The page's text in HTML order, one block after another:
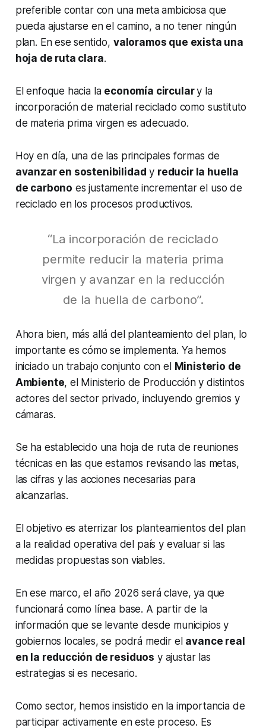
preferible contar con una meta ambiciosa que
pueda ajustarse en el camino, a no tener ningún
plan. En ese sentido, valoramos que exista una
hoja de ruta clara.
El enfoque hacia la economía circulary la
incorporación de material reciclado como sustituto
de materia prima virgen es adecuado.
Hoy en día, una de las principales formas de
avanzar en sostenibilidad y reducir la huella
de carbono es justamente incrementar el uso de
reciclado en los procesos productivos.
“La incorporación de reciclado
permite reducir la materia prima
virgen y avanzar en la reducción
de la huella de carbono”.
Ahora bien, más allá del planteamiento del plan, lo
importante es cómo se implementa. Ya hemos
iniciado un trabajo conjunto con el Ministerio de
Ambiente, el Ministerio de Producción y distintos
actores del sector privado, incluyendo gremios y
cámaras.
Se ha establecido una hoja de ruta de reuniones
técnicas en las que estamos revisando las metas,
las cifras y las acciones necesarias para
alcanzarlas.
El objetivo es aterrizar los planteamientos del plan
a la realidad operativa del país y evaluar si las
medidas propuestas son viables.
En ese marco, el año 2026 será clave, ya que
funcionará como línea base. A partir de la
información que se levante desde municipios y
gobiernos locales, se podrá medir el avance real
en la reducción de residuos y ajustar las
estrategias si es necesario.
Como sector, hemos insistido en la importancia de
participar activamente en este proceso. Es